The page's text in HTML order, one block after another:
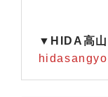
▼HIDA高山